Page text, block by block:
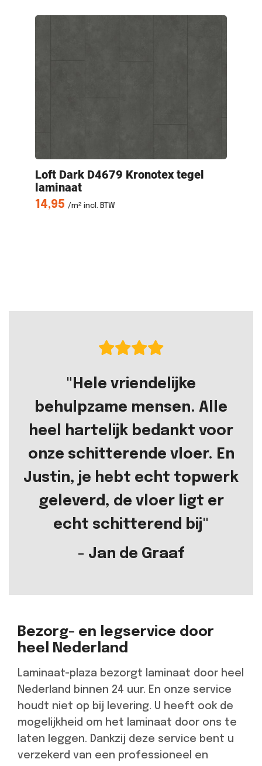
Loft Dark D4679 Kronotex tegel
laminaat
14,95 /m² incl. BTW
"Hele vriendelijke
behulpzame mensen. Alle
heel hartelijk bedankt voor
onze schitterende vloer. En
Justin, je hebt echt topwerk
geleverd, de vloer ligt er
echt schitterend bij"
- Jan de Graaf
Bezorg- en legservice door
heel Nederland
Laminaat-plaza bezorgt laminaat door heel
Nederland binnen 24 uur. En onze service
houdt niet op bij levering. U heeft ook de
mogelijkheid om het laminaat door ons te
laten leggen. Dankzij deze service bent u
verzekerd van een professioneel en